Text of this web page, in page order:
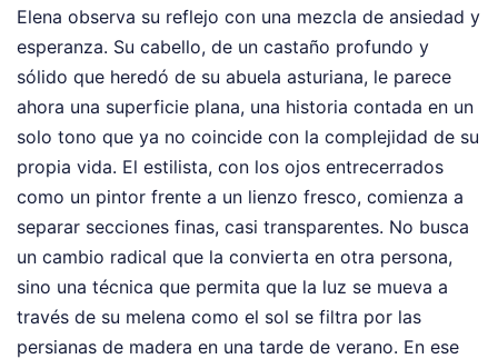
Elena observa su reflejo con una mezcla de ansiedad y
esperanza. Su cabello, de un castaño profundo y
sólido que heredó de su abuela asturiana, le parece
ahora una superficie plana, una historia contada en un
solo tono que ya no coincide con la complejidad de su
propia vida. El estilista, con los ojos entrecerrados
como un pintor frente a un lienzo fresco, comienza a
separar secciones finas, casi transparentes. No busca
un cambio radical que la convierta en otra persona,
sino una técnica que permita que la luz se mueva a
través de su melena como el sol se filtra por las
persianas de madera en una tarde de verano. En ese